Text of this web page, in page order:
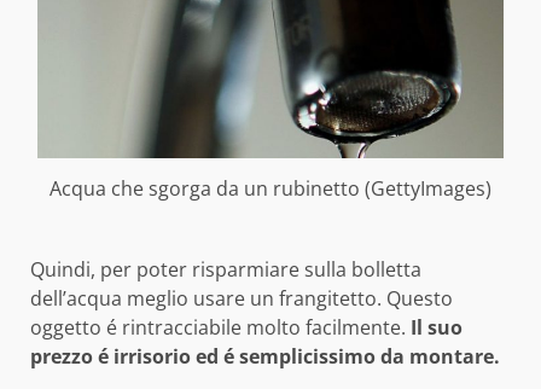
Acqua che sgorga da un rubinetto (GettyImages)
Quindi, per poter risparmiare sulla bolletta
dell’acqua meglio usare un frangitetto. Questo
oggetto é rintracciabile molto facilmente. Il suo
prezzo é irrisorio ed é semplicissimo da montare.